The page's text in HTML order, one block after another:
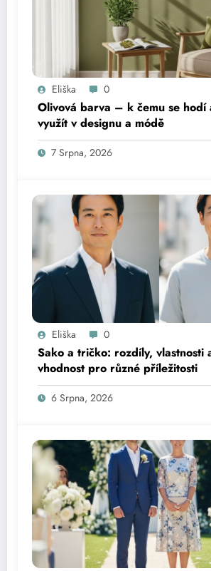
Eliška 0
Olivová barva – k čemu se hodí
využít v designu a módě
7 Srpna, 2026
Eliška 0
Sako a tričko: rozdíly, vlastnosti
vhodnost pro různé příležitosti
6 Srpna, 2026